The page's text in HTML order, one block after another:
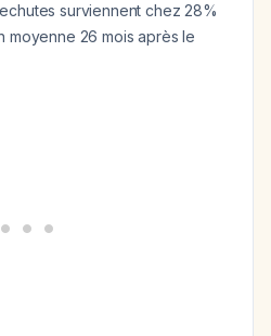
surviennent chez 28%
moyenne 26 mois après le